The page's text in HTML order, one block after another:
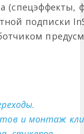
(спецэффекты,
подписки
и монтаж